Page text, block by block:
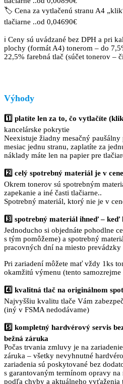
🏷️ Cena za vytlačenú stranu A4
tlačiarne ..od 0,04690€
ℹ️ Ceny sú uvádzané bez DPH a pri
plochy (formát A4) tonerom – do
22,5% farebná tlač (súčet tonerov –
Výhody
1️⃣ platíte len za to, čo vytlačíte
kancelárske pokrytie
Neexistuje žiadny mesačný
mesiac jednu stranu, zaplatíte za
náklady máte len na papier pre
2️⃣ celý spotrebný materiál je v
Okrem tonerov sú spotrebným
zapekanie a iné časti tlačiarne..
Spotrebný materiál, ktorý nie je v
3️⃣ spotrebný materiál ihneď – keď
Jednoducho si objednáte pohodlne
s tým pomôžeme) a spotrebný
pracovných dní na miesto
Pri zariadení môžete mať vždy 1ks
okamžitú výmenu (tento
4️⃣ kvalitná tlač na originálnom
Najvyššiu kvalitu tlače Vám
(iný v FSMA nedodávame)
5️⃣ kompletný hardvérový servis
bežná záruka
Počas trvania zmluvy je na
záruka – všetky nevyhnutné
zariadenia sú poskytované bez
s garantovaným termínom opravy
podľa chyby a aktuálneho vyťaženia